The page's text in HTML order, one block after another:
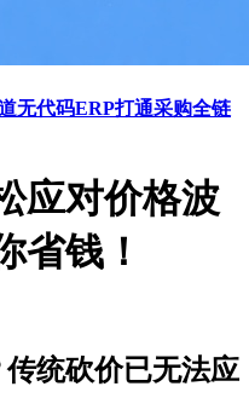
无代码ERP打通采购全链
应对价格波
省钱！
统砍价已无法应